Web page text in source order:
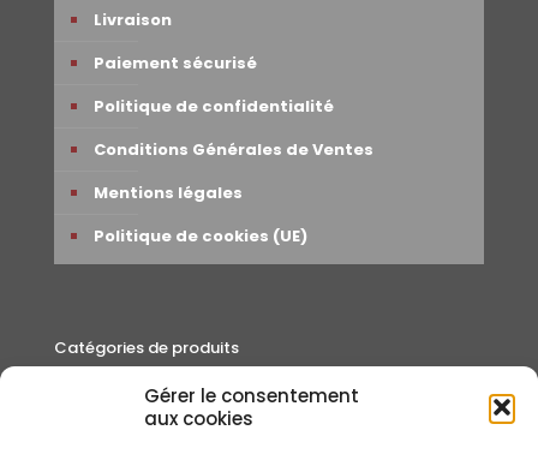
Gérer le consentement
aux cookies
Livraison
Paiement sécurisé
Politique de confidentialité
Conditions Générales de Ventes
Mentions légales
Politique de cookies (UE)
Catégories de produits
Autour du thé